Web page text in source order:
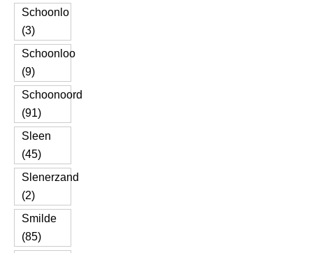
Schoonlo
(3)
Schoonloo
(9)
Schoonoord
(91)
Sleen
(45)
Slenerzand
(2)
Smilde
(85)